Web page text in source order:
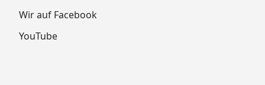
Wir auf Facebook
YouTube